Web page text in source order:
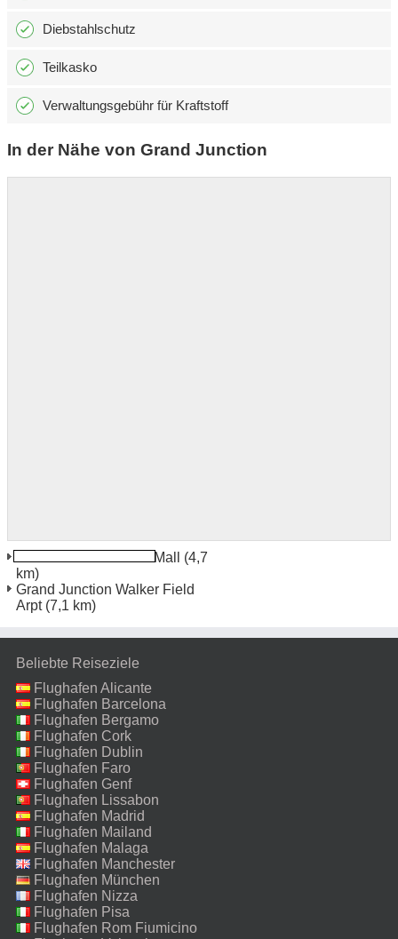
Diebstahlschutz
Teilkasko
Verwaltungsgebühr für Kraftstoff
In der Nähe von Grand Junction
Grand Junction Mesa Mall
(4,7
km)
Grand Junction Walker Field
Arpt(7,1 km)
Beliebte Reiseziele
Flughafen Alicante
Flughafen Barcelona
Flughafen Bergamo
Flughafen Cork
Flughafen Dublin
Flughafen Faro
Flughafen Genf
Flughafen Lissabon
Flughafen Madrid
Flughafen Mailand
Malpensa
Flughafen Malaga
Flughafen Manchester
Flughafen München
Flughafen Nizza
Flughafen Pisa
Flughafen Rom Fiumicino